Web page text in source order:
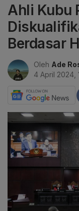
Ahli Kubu
Berdasar
Oleh Ade
4 April 2024,